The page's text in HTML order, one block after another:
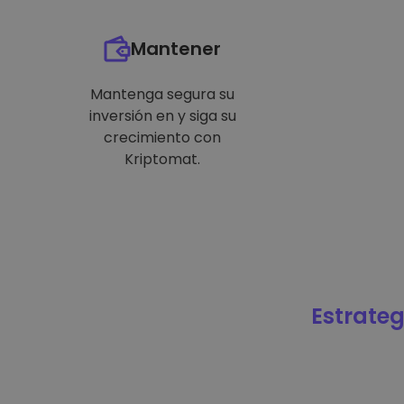
Mantener
Mantenga segura su
inversión en y siga su
crecimiento con
Kriptomat.